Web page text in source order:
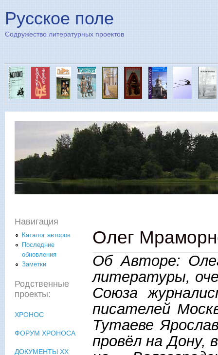
Русское поле
Содружество литературных проектов
Олег
Об Авторе:
литературы,
Союза
писателей
Тутаеве
провёл на Дону,
Навигация
Каталог авторов
Последние
обновления
Заметки
Родственные
проекты:
ХРОНОС
ФОРУМ ХРОНОСА
ДОКУМЕНТЫ XX